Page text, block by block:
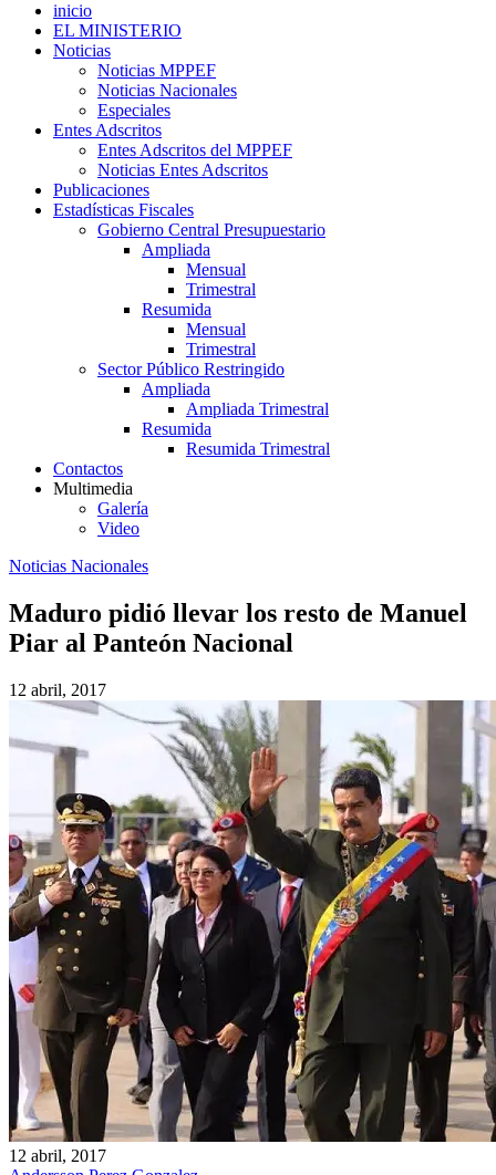
inicio
EL MINISTERIO
Noticias
Noticias MPPEF
Noticias Nacionales
Especiales
Entes Adscritos
Entes Adscritos del MPPEF
Noticias Entes Adscritos
Publicaciones
Estadísticas Fiscales
Gobierno Central Presupuestario
Ampliada
Mensual
Trimestral
Resumida
Mensual
Trimestral
Sector Público Restringido
Ampliada
Ampliada Trimestral
Resumida
Resumida Trimestral
Contactos
Multimedia
Galería
Video
Noticias Nacionales
Maduro pidió llevar los resto de Manuel
Piar al Panteón Nacional
12 abril, 2017
12 abril, 2017